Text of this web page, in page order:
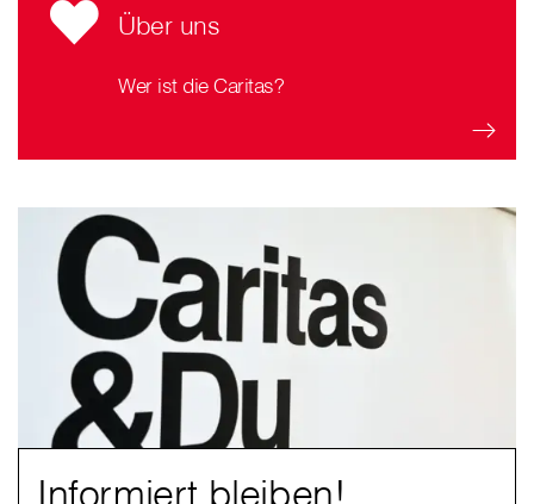
Über uns
Wer ist die Caritas?
Informiert bleiben!